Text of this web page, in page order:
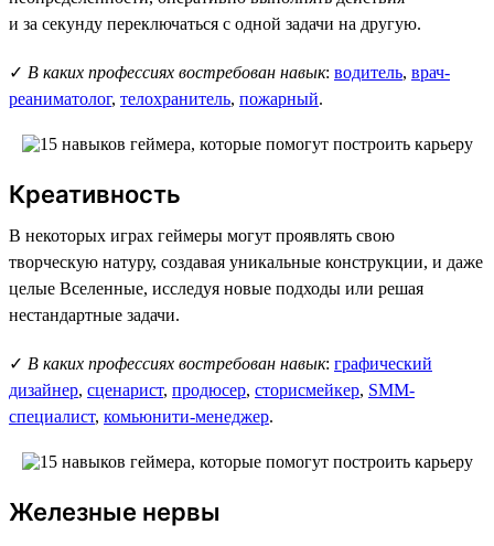
и за секунду переключаться с одной задачи на другую.
✓ В каких профессиях востребован навык: водитель, врач-
реаниматолог, телохранитель, пожарный.
Креативность
В некоторых играх геймеры могут проявлять свою
творческую натуру, создавая уникальные конструкции, и даже
целые Вселенные, исследуя новые подходы или решая
нестандартные задачи.
✓ В каких профессиях востребован навык: графический
дизайнер, сценарист, продюсер, сторисмейкер, SMM-
специалист, комьюнити-менеджер.
Железные нервы